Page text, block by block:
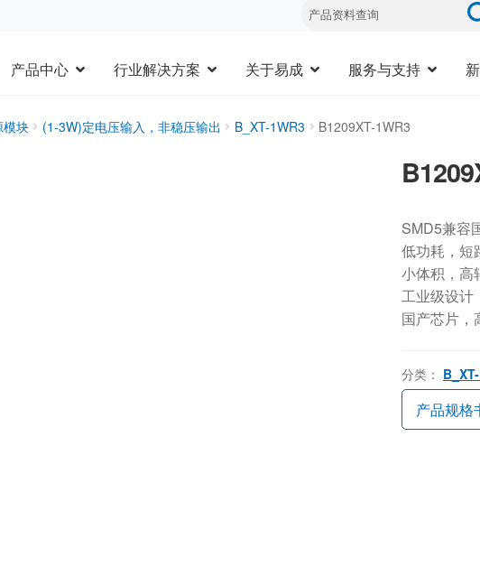
产品中心 行业解决方案 关于易成 服务与支持
模块 (1-3W)定电压输入，非稳压输出 B_XT-1WR3 B1209XT-1WR3
SMD5兼容
低功耗，短
小体积，高
工业级设计
国产芯片，
分类：
产品规格